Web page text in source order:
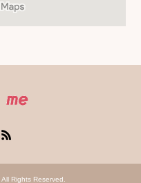
. All Rights Reserved.